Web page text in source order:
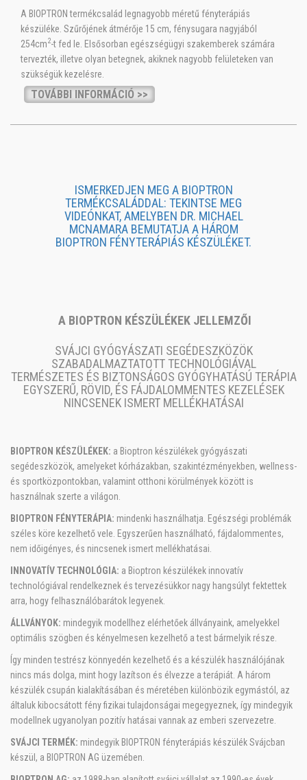
A BIOPTRON termékcsalád legnagyobb méretű fényterápiás
készüléke. Szűrőjének átmérője 15 cm, fénysugara nagyjából
254cm2-t fed le. Elsősorban egészségügyi szakemberek számára
tervezték, illetve olyan betegnek, akiknek nagyobb felületeken van
szükségük kezelésre.
TOVÁBBI INFORMÁCIÓ >>
ISMERKEDJEN MEG A BIOPTRON
TERMÉKCSALÁDDAL: TEKINTSE MEG
VIDEÓNKAT, AMELYBEN DR. MICHAEL
MCNAMARA BEMUTATJA A HÁROM
BIOPTRON FÉNYTERÁPIÁS KÉSZÜLÉKET.
A BIOPTRON KÉSZÜLÉKEK JELLEMZŐI
SVÁJCI GYÓGYÁSZATI SEGÉDESZKÖZÖK
SZABADALMAZTATOTT TECHNOLÓGIÁVAL
TERMÉSZETES ÉS BIZTONSÁGOS GYÓGYHATÁSÚ TERÁPIA
EGYSZERŰ, RÖVID, ÉS FÁJDALOMMENTES KEZELÉSEK
NINCSENEK ISMERT MELLÉKHATÁSAI
BIOPTRON KÉSZÜLÉKEK: a Bioptron készülékek gyógyászati
segédeszközök, amelyeket kórházakban, szakintézményekben, wellness-
és sportközpontokban, valamint otthoni körülmények között is
használnak szerte a világon.
BIOPTRON FÉNYTERÁPIA: mindenki használhatja. Egészségi problémák
széles köre kezelhető vele. Egyszerűen használható, fájdalommentes,
nem időigényes, és nincsenek ismert mellékhatásai.
INNOVATÍV TECHNOLÓGIA: a Bioptron készülékek innovatív
technológiával rendelkeznek és tervezésükkor nagy hangsúlyt fektettek
arra, hogy felhasználóbarátok legyenek.
ÁLLVÁNYOK: mindegyik modellhez elérhetőek állványaink, amelyekkel
optimális szögben és kényelmesen kezelhető a test bármelyik része.
Így minden testrész könnyedén kezelhető és a készülék használójának
nincs más dolga, mint hogy lazítson és élvezze a terápiát. A három
készülék csupán kialakításában és méretében különbözik egymástól, az
általuk kibocsátott fény fizikai tulajdonságai megegyeznek, így mindegyik
modellnek ugyanolyan pozitív hatásai vannak az emberi szervezetre.
SVÁJCI TERMÉK: mindegyik BIOPTRON fényterápiás készülék Svájcban
készül, a BIOPTRON AG üzemében.